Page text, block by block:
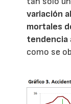
variación
mortales
tendencia
como se